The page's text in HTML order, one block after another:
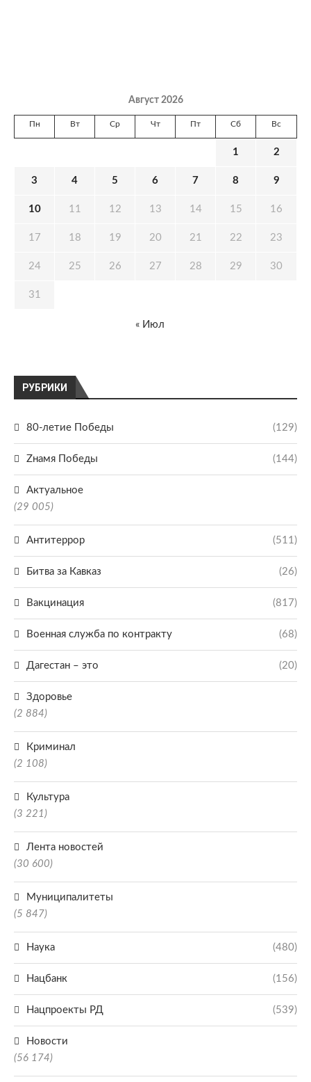
РУБРИКИ
80-летие Победы (129)
Zнамя Победы (144)
Актуальное
(29 005)
Антитеррор (511)
Битва за Кавказ (26)
Вакцинация (817)
Военная служба по контракту (68)
Дагестан – это (20)
Здоровье
(2 884)
Криминал
(2 108)
Культура
(3 221)
Лента новостей
(30 600)
Муниципалитеты
(5 847)
Наука (480)
Нацбанк (156)
Нацпроекты РД (539)
Новости
(56 174)
Август 2026
Пн Вт Ср Чт Пт Сб Вс
1 2
3 4 5 6 7 8 9
10 11 12 13 14 15 16
17 18 19 20 21 22 23
24 25 26 27 28 29 30
31
« Июл